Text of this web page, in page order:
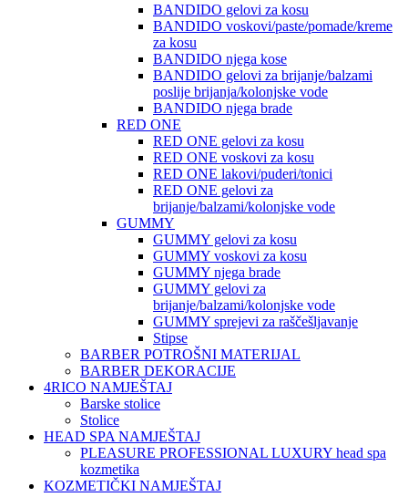
BANDIDO gelovi za kosu
BANDIDO voskovi/paste/pomade/kreme
za kosu
BANDIDO njega kose
BANDIDO gelovi za brijanje/balzami
poslije brijanja/kolonjske vode
BANDIDO njega brade
RED ONE
RED ONE gelovi za kosu
RED ONE voskovi za kosu
RED ONE lakovi/puderi/tonici
RED ONE gelovi za
brijanje/balzami/kolonjske vode
GUMMY
GUMMY gelovi za kosu
GUMMY voskovi za kosu
GUMMY njega brade
GUMMY gelovi za
brijanje/balzami/kolonjske vode
GUMMY sprejevi za raščešljavanje
Stipse
BARBER POTROŠNI MATERIJAL
BARBER DEKORACIJE
4RICO NAMJEŠTAJ
Barske stolice
Stolice
HEAD SPA NAMJEŠTAJ
PLEASURE PROFESSIONAL LUXURY head spa
kozmetika
KOZMETIČKI NAMJEŠTAJ